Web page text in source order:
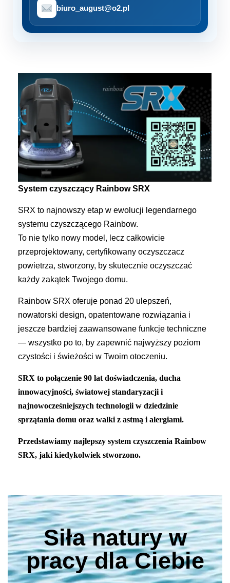
biuro_august@o2.pl
System czyszczący Rainbow SRX
SRX to najnowszy etap w ewolucji legendarnego
systemu czyszczącego Rainbow.
To nie tylko nowy model, lecz całkowicie
przeprojektowany, certyfikowany oczyszczacz
powietrza, stworzony, by skutecznie oczyszczać
każdy zakątek Twojego domu.
Rainbow SRX oferuje ponad 20 ulepszeń,
nowatorski design, opatentowane rozwiązania i
jeszcze bardziej zaawansowane funkcje techniczne
— wszystko po to, by zapewnić najwyższy poziom
czystości i świeżości w Twoim otoczeniu.
SRX to połączenie 90 lat doświadczenia, ducha
innowacyjności, światowej standaryzacji i
najnowocześniejszych technologii w dziedzinie
sprzątania domu oraz walki z astmą i alergiami.
Przedstawiamy najlepszy system czyszczenia Rainbow
SRX, jaki kiedykolwiek stworzono.
Siła natury w
pracy dla Ciebie